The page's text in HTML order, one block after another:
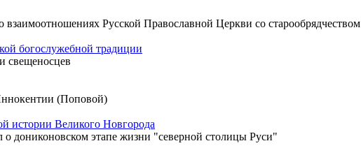
Русской Православной Церкви со старообрядчеством
богослужебной традиции
свещеносцев
(Поповой)
истории Великого Новгорода
дониконовском этапе жизни "северной столицы Руси"